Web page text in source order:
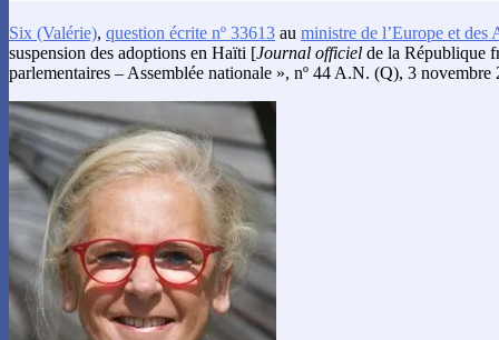
Six (Valérie), question écrite nº 33613 au ministre de l’Europe et des
suspension des adoptions en Haïti [Journal officiel de la République
parlementaires – Assemblée nationale », nº 44 A.N. (Q), 3